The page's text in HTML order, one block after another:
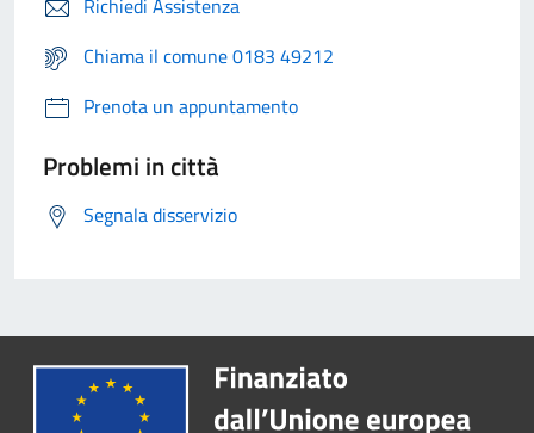
Richiedi Assistenza
Chiama il comune 0183 49212
Prenota un appuntamento
Problemi in città
Segnala disservizio